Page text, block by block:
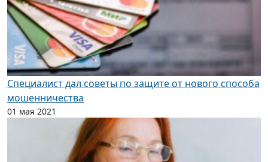
Специалист дал советы по защите от нового способа
мошенничества
01 мая 2021